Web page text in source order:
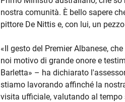
nostra comunità. È bello sapere
pittore De Nittis e, con lui, un
«Il gesto del Premier Albanese,
noi motivo di grande onore e
Barletta» – ha dichiarato
stiamo lavorando affinché la
visita ufficiale, valutando al